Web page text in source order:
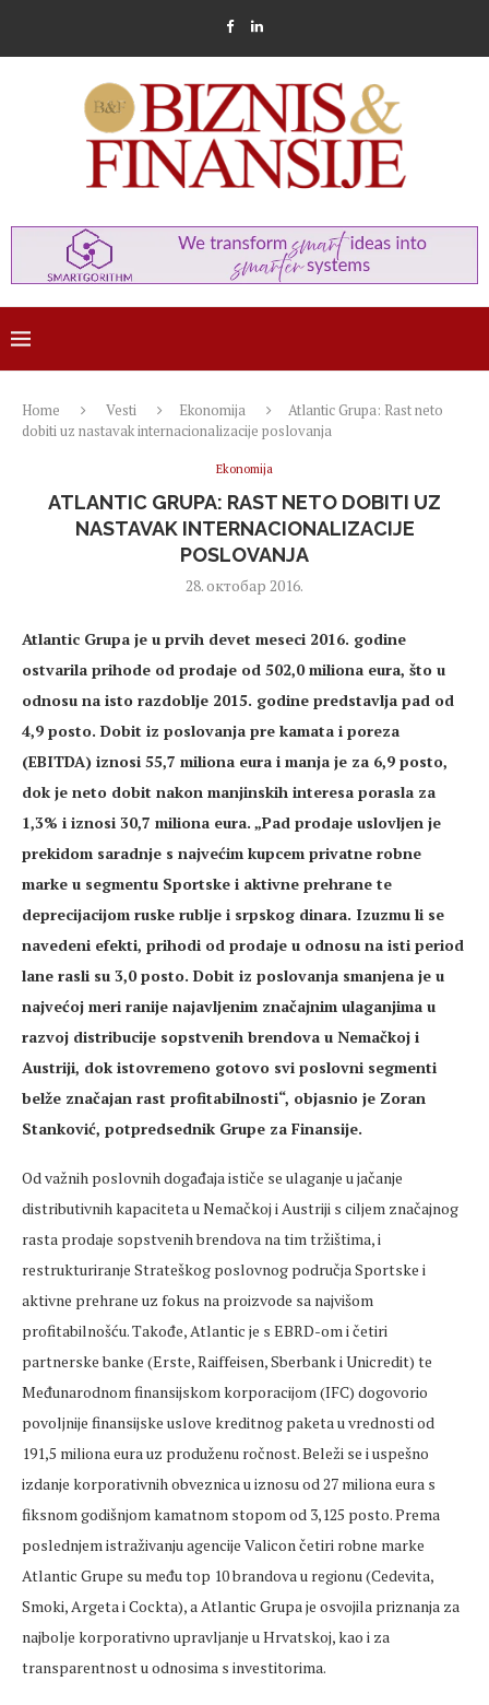
Home Vesti Ekonomija
Atlantic Grupa: Rast neto
dobiti uz nastavak internacionalizacije poslovanja
Ekonomija
ATLANTIC GRUPA: RAST NETO DOBITI UZ
NASTAVAK INTERNACIONALIZACIJE
POSLOVANJA
28. октобар 2016.
Atlantic Grupa je u prvih devet meseci 2016. godine
ostvarila prihode od prodaje od 502,0 miliona eura, što u
odnosu na isto razdoblje 2015. godine predstavlja pad od
4,9 posto. Dobit iz poslovanja pre kamata i poreza
(EBITDA) iznosi 55,7 miliona eura i manja je za 6,9 posto,
dok je neto dobit nakon manjinskih interesa porasla za
1,3% i iznosi 30,7 miliona eura. „Pad prodaje uslovljen je
prekidom saradnje s najvećim kupcem privatne robne
marke u segmentu Sportske i aktivne prehrane te
deprecijacijom ruske rublje i srpskog dinara. Izuzmu li se
navedeni efekti, prihodi od prodaje u odnosu na isti period
lane rasli su 3,0 posto. Dobit iz poslovanja smanjena je u
najvećoj meri ranije najavljenim značajnim ulaganjima u
razvoj distribucije sopstvenih brendova u Nemačkoj i
Austriji, dok istovremeno gotovo svi poslovni segmenti
belže značajan rast profitabilnosti“, objasnio je Zoran
Stanković, potpredsednik Grupe za Finansije.
Od važnih poslovnih događaja ističe se ulaganje u jačanje
distributivnih kapaciteta u Nemačkoj i Austriji s ciljem značajnog
rasta prodaje sopstvenih brendova na tim tržištima, i
restrukturiranje Strateškog poslovnog područja Sportske i
aktivne prehrane uz fokus na proizvode sa najvišom
profitabilnošću. Takođe, Atlantic je s EBRD-om i četiri
partnerske banke (Erste, Raiffeisen, Sberbank i Unicredit) te
Međunarodnom finansijskom korporacijom (IFC) dogovorio
povoljnije finansijske uslove kreditnog paketa u vrednosti od
191,5 miliona eura uz produženu ročnost. Beleži se i uspešno
izdanje korporativnih obveznica u iznosu od 27 miliona eura s
fiksnom godišnjom kamatnom stopom od 3,125 posto. Prema
poslednjem istraživanju agencije Valicon četiri robne marke
Atlantic Grupe su među top 10 brandova u regionu (Cedevita,
Smoki, Argeta i Cockta), a Atlantic Grupa je osvojila priznanja za
najbolje korporativno upravljanje u Hrvatskoj, kao i za
transparentnost u odnosima s investitorima.